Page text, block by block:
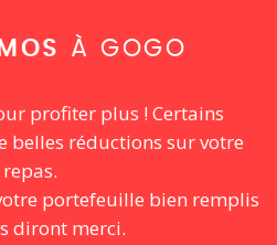
À GOGO
profiter plus ! Certains
belles réductions sur votre
repas.
portefeuille bien remplis
diront merci.